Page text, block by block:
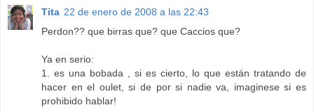
Tita 22 de enero de 2008 a las 22:43
Perdon?? que birras que? que Caccios que?
Ya en serio:
1. es una bobada , si es cierto, lo que están tratando de
hacer en el oulet, si de por si nadie va, imaginese si es
prohibido hablar!